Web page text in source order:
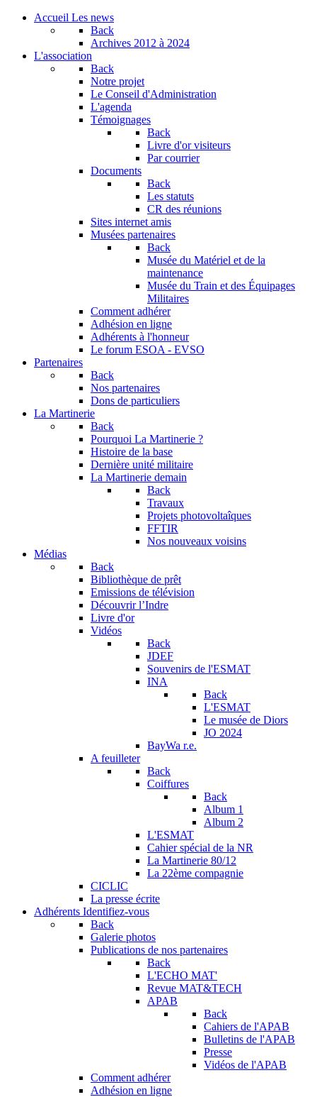
Accueil Les news
Back
Archives 2012 à 2024
L'association
Back
Notre projet
Le Conseil d'Administration
L'agenda
Témoignages
Back
Livre d'or visiteurs
Par courrier
Documents
Back
Les statuts
CR des réunions
Sites internet amis
Musées partenaires
Back
Musée du Matériel et de la
maintenance
Musée du Train et des Équipages
Militaires
Comment adhérer
Adhésion en ligne
Adhérents à l'honneur
Le forum ESOA - EVSO
Partenaires
Back
Nos partenaires
Dons de particuliers
La Martinerie
Back
Pourquoi La Martinerie ?
Histoire de la base
Dernière unité militaire
La Martinerie demain
Back
Travaux
Projets photovoltaîques
FFTIR
Nos nouveaux voisins
Médias
Back
Bibliothèque de prêt
Emissions de télévision
Découvrir l’Indre
Livre d'or
Vidéos
Back
JDEF
Souvenirs de l'ESMAT
INA
Back
L'ESMAT
Le musée de Diors
JO 2024
BayWa r.e.
A feuilleter
Back
Coiffures
Back
Album 1
Album 2
L'ESMAT
Cahier spécial de la NR
La Martinerie 80/12
La 22ème compagnie
CICLIC
La presse écrite
Adhérents Identifiez-vous
Back
Galerie photos
Publications de nos partenaires
Back
L'ECHO MAT'
Revue MAT&TECH
APAB
Back
Cahiers de l'APAB
Bulletins de l'APAB
Presse
Vidéos de l'APAB
Comment adhérer
Adhésion en ligne